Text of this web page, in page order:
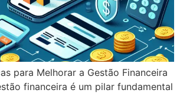
para Melhorar a Gestão Financeira
financeira é um pilar fundamental